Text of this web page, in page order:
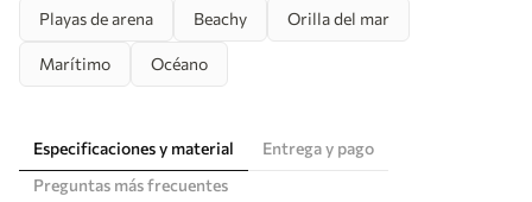
Playas de arena Beachy Orilla del mar
Marítimo Océano
Especificaciones y material
Entrega y pago
Preguntas más frecuentes